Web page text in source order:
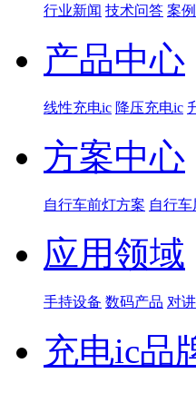
行业新闻 技术问答 案
产品中心
线性充电ic 降压充电ic
方案中心
自行车前灯方案 自行
应用领域
手持设备 数码产品 对
充电ic品